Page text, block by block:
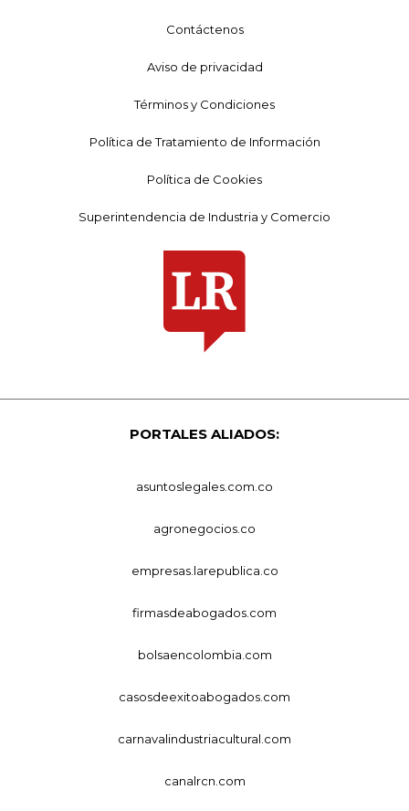
Contáctenos
Aviso de privacidad
Términos y Condiciones
Política de Tratamiento de Información
Política de Cookies
Superintendencia de Industria y Comercio
PORTALES ALIADOS:
asuntoslegales.com.co
agronegocios.co
empresas.larepublica.co
firmasdeabogados.com
bolsaencolombia.com
casosdeexitoabogados.com
carnavalindustriacultural.com
canalrcn.com